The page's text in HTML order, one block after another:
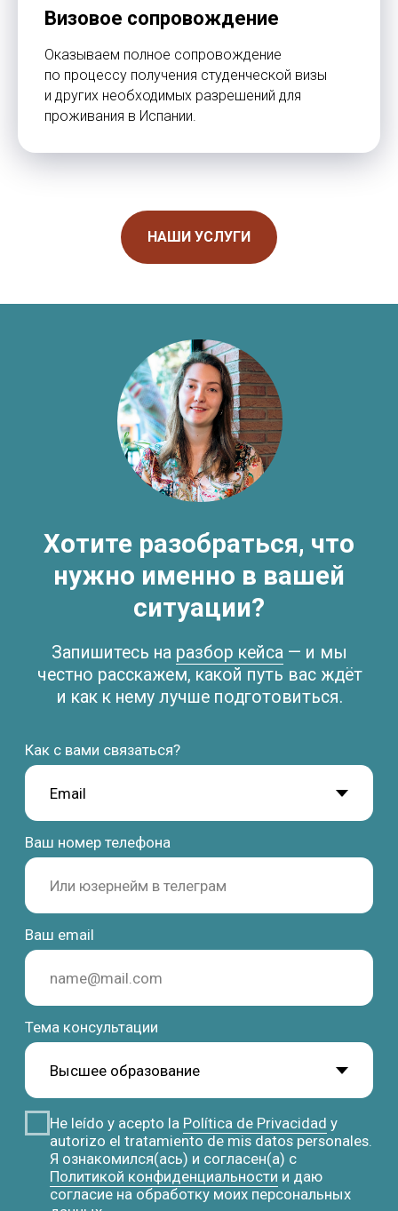
Визовое сопровождение
Оказываем полное сопровождение
по процессу получения студенческой визы
и других необходимых разрешений для
проживания в Испании.
НАШИ УСЛУГИ